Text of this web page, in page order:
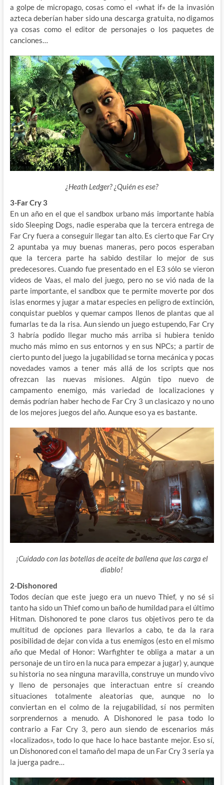
a golpe de micropago, cosas como el «what if» de la invasión
azteca deberían haber sido una descarga gratuita, no digamos
ya cosas como el editor de personajes o los paquetes de
canciones…
¿Heath Ledger? ¿Quién es ese?
3-Far Cry 3
En un año en el que el sandbox urbano más importante había
sido Sleeping Dogs, nadie esperaba que la tercera entrega de
Far Cry fuera a conseguir llegar tan alto. Es cierto que Far Cry
2 apuntaba ya muy buenas maneras, pero pocos esperaban
que la tercera parte ha sabido destilar lo mejor de sus
predecesores. Cuando fue presentado en el E3 sólo se vieron
videos de Vaas, el malo del juego, pero no se vió nada de la
parte importante, el sandbox que te permite moverte por dos
islas enormes y jugar a matar especies en peligro de extinción,
conquistar pueblos y quemar campos llenos de plantas que al
fumarlas te da la risa. Aun siendo un juego estupendo, Far Cry
3 habría podido llegar mucho más arriba si hubiera tenido
mucho más mimo en sus entornos y en sus NPCs; a partir de
cierto punto del juego la jugabilidad se torna mecánica y pocas
novedades vamos a tener más allá de los scripts que nos
ofrezcan las nuevas misiones. Algún tipo nuevo de
campamento enemigo, más variedad de localizaciones y
demás podrían haber hecho de Far Cry 3 un clasicazo y no uno
de los mejores juegos del año. Aunque eso ya es bastante.
¡Cuidado con las botellas de aceite de ballena que las carga el
diablo!
2-Dishonored
Todos decían que este juego era un nuevo Thief, y no sé si
tanto ha sido un Thief como un baño de humildad para el último
Hitman. Dishonored te pone claros tus objetivos pero te da
multitud de opciones para llevarlos a cabo, te da la rara
posibilidad de dejar con vida a tus enemigos (esto en el mismo
año que Medal of Honor: Warfighter te obliga a matar a un
personaje de un tiro en la nuca para empezar a jugar) y, aunque
su historia no sea ninguna maravilla, construye un mundo vivo
y lleno de personajes que interactuan entre sí creando
situaciones totalmente aleatorias que, aunque no lo
conviertan en el colmo de la rejugabilidad, sí nos permiten
sorprendernos a menudo. A Dishonored le pasa todo lo
contrario a Far Cry 3, pero aun siendo de escenarios más
«localizados», todo lo que hace lo hace bastante mejor. Eso sí,
un Dishonored con el tamaño del mapa de un Far Cry 3 sería ya
la juerga padre…